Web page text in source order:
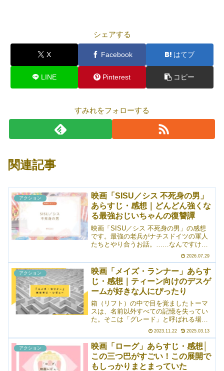
シェアする
X Facebook はてブ
LINE Pinterest コピー
すみれをフォローする
関連記事
アクション
映画「SISU／シス 不死身の男」
あらすじ・感想｜どんどん強くな
る最強おじいちゃんの復讐譚
映画「SISU／シス 不死身の男」の感想
です。最強の老兵がナチスドイツの軍人
たちとやり合うお話。……なんですけ
という情報しか知らない状態で観てみた
ところ、最強は最強でも、物理的にスト
ロング！ というより、「何をしても死
なねえ……！」という感じでした
（笑）。どう考えても死んでいないとお
かしい状況で生き延びていて、めちゃく
ちゃ面白かった。「おま、なんで生きて
るん？」と。
2026.07.29
アクション
映画「メイズ・ランナー」あらす
じ・感想｜ティーン向けのデスゲ
ームが好きな人にぴったり
箱（リフト）の中で目を覚ましたトーマ
スは、名前以外すべての記憶を失ってい
た。そこは「グレード」と呼ばれる場
所。グレードで生活する仲間たちを巻き
込み、トーマスは外の世界へと脱出する
ため、迷宮（メイズ）を走る。頭を空っ
ぽにして見るのに丁度良い、爽快感抜群
の作品です。
2023.11.22 2025.03.13
アクション
映画「ローグ」あらすじ・感想│
この三つ巴がすごい！この展開で
もしっかりまとまっていた